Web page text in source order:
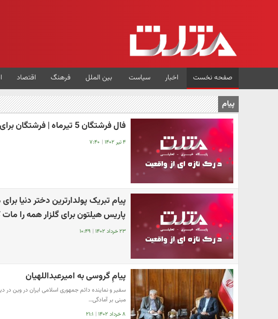
صفحه نخست اخبار سیاست بین الملل فرهنگ اقتصاد
پیام
فال فرشتگان 5 تیرماه | فرشتگان برای شما چه پیام مثبتی دارند؟
۴ تیر ۱۴۰۲ | ۷:۴۰
پیام تبریک پولدارترین دختر دنیا
پاریس هیلتون برای گلزار همه را مات
۲۳ خرداد ۱۴۰۲ | ۱۰:۴۹
پیامِ گروسی به امیرعبداللهیان
سفیر و نماینده دائم جمهوری اسلامی ایران در وین در
مبنی بر آمادگی…
۸ خرداد ۱۴۰۲ | ۲۱:۱